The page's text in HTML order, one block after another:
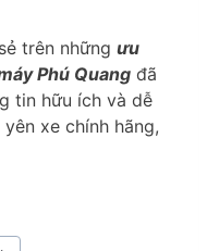
trên những ưu
Phú Quang đã
tin hữu ích và dễ
xe chính hãng,